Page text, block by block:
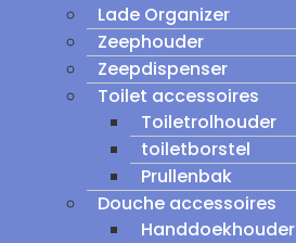
Lade Organizer
Zeephouder
Zeepdispenser
Toilet accessoires
Toiletrolhouder
toiletborstel
Prullenbak
Douche accessoires
Handdoekhouder